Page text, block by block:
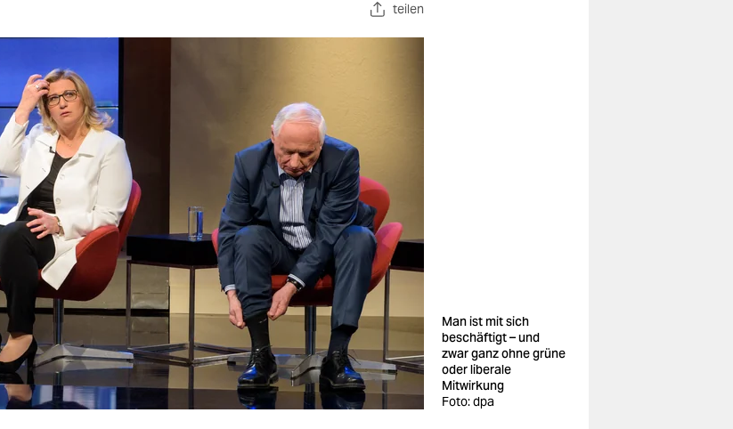
teilen
Man ist mit sich
beschäftigt – und
zwar ganz ohne grüne
oder liberale
Mitwirkung
Foto: dpa